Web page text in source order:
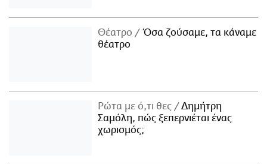
Θέατρο
Όσα ζούσαμε, τα κάναμε
θέατρο
Ρώτα με ό,τι θες
Δημήτρη
Σαμόλη, πώς ξεπερνιέται ένας
χωρισμός;